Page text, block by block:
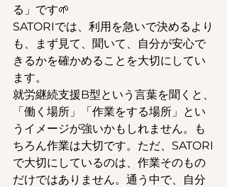
る」です🌱
SATORIでは、利用を急いで決めるより
も、まず見て、聞いて、自分が安心で
きるかを確かめることを大切にしてい
ます。
就労継続支援B型という言葉を聞くと、
「働く場所」「作業をする場所」とい
うイメージが強いかもしれません。も
ちろん作業は大切です。ただ、SATORI
で大切にしているのは、作業そのもの
だけではありません。通う中で、自分